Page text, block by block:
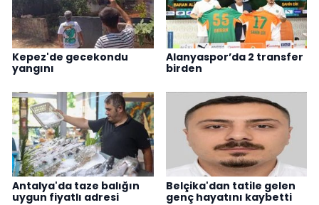
Kepez'de gecekondu
yangını
Alanyaspor’da 2 transfer
birden
Antalya'da taze balığın
uygun fiyatlı adresi
Belçika'dan tatile gelen
genç hayatını kaybetti